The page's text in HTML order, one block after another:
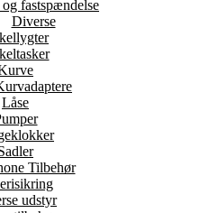
fastspændelse
Diverse
Låse
Tilbehør
udstyr